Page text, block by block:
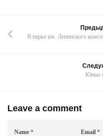
В парке им. Ленинского
Юные
Leave a comment
Name * Email*